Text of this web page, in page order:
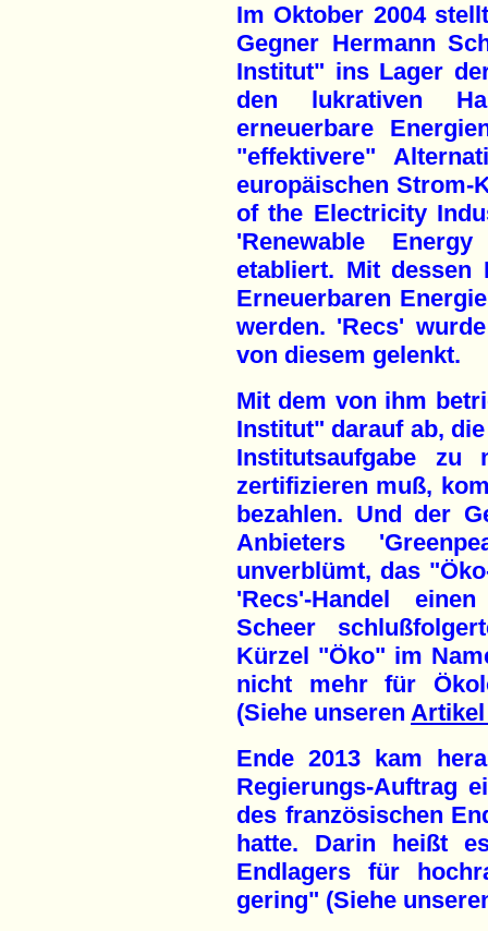
Im Oktober 2004
Gegner Hermann
Institut" ins Lager
den lukrativen
erneuerbare
"effektivere"
europäischen Strom-
of the Electricity
'Renewable
etabliert. Mit dessen
Erneuerbaren
werden. 'Recs'
von diesem gelenkt.
Mit dem von ihm
Institut" darauf ab,
Institutsaufgabe zu
zertifizieren muß,
bezahlen. Und der
Anbieters
unverblümt, das
'Recs'-Handel
Scheer
Kürzel "Öko" im
nicht mehr für
(Siehe unseren Artikel
Ende 2013 kam
Regierungs-Auftrag
des französischen
hatte. Darin heißt
Endlagers für
gering" (Siehe